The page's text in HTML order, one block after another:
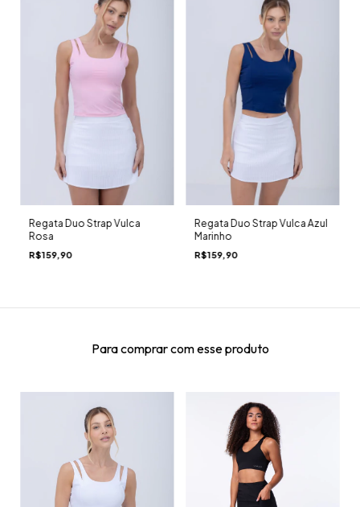
Regata Duo Strap Vulca
Rosa
R$159,90
Regata Duo Strap Vulca Azul
Marinho
R$159,90
Para comprar com esse produto